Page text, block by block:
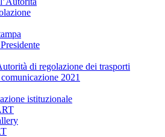
di regolazione dei trasporti
2021
istituzionale